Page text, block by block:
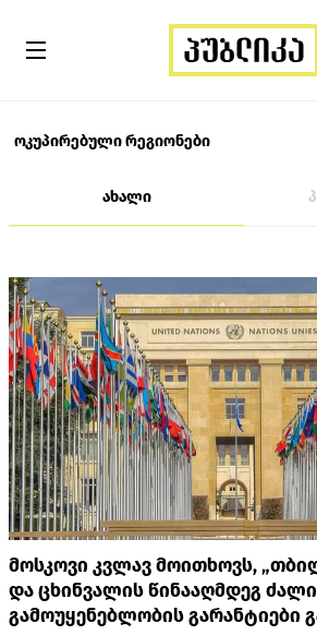
ოკუპირებული რეგიონები
ახალი
მოსკოვი კვლავ მოითხოვს,
და ცხინვალის წინააღმდეგ
გამოუყენებლობის გარანტიები